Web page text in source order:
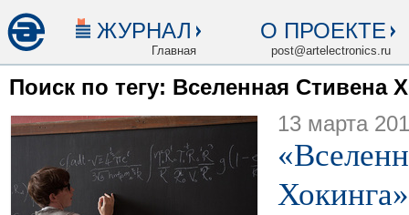
ЖУРНАЛ
Главная
О ПРОЕКТЕ
post@artelectronics.ru
Поиск по тегу: Вселенная Стивена
13 марта